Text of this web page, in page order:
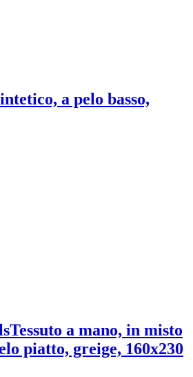
a pelo basso,
Tessuto a mano, in misto
piatto, greige, 160x230